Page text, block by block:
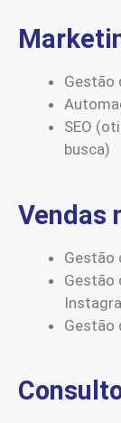
Gestão
SEO
busca)
Vendas
Gestão
Gestão
Gestão